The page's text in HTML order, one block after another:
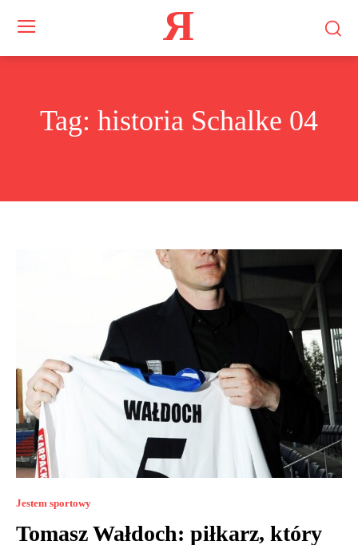
Я
Tag: historia Schalke 04
Jestem sportowy
Tomasz Wałdoch: piłkarz, który